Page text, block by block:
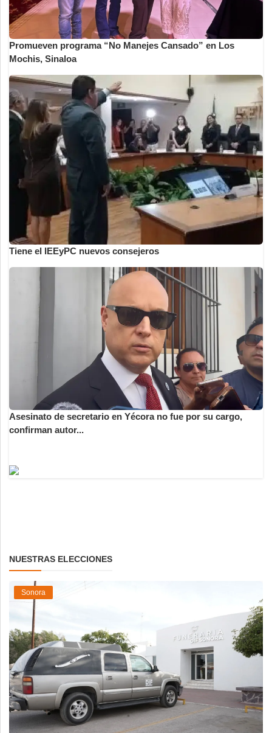
Promueven programa “No Manejes Cansado” en Los
Mochis, Sinaloa
Tiene el IEEyPC nuevos consejeros
Asesinato de secretario en Yécora no fue por su cargo,
confirman autor...
NUESTRAS ELECCIONES
Sonora